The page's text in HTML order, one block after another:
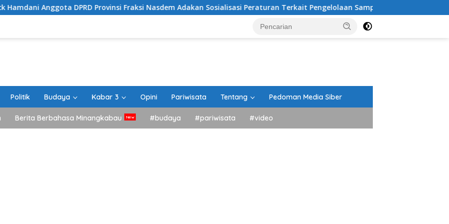
DPRD Provinsi Fraksi Nasdem Adakan Sosialisasi Peraturan Terkait Pengelolaan Sampah Bupati Eka Putra Rotasi
Politik Budaya Kabar 3 Opini Pariwisata Tentang Pedoman Media Siber
Berita Berbahasa Minangkabau #budaya #pariwisata #video